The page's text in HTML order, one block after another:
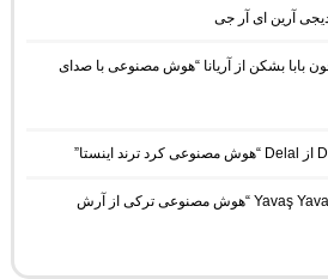
آرین ای آر جی
بابا بشکن از آریانا “هوش مصنوعی با صدای
دانلود آهنگ Yavaş Yavaş Derin Derin “هوش مصنوعی ترکی از آرش